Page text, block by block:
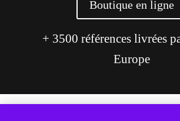
Boutique en ligne
+ 3500 références livrées
Europe